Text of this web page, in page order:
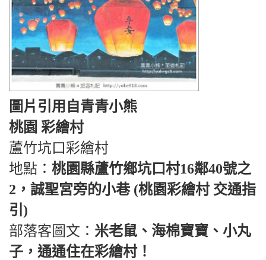
圖片引用自青青小熊
桃園 彩繪村
蘆竹坑口彩繪村
地點： 桃園縣蘆竹鄉坑口村16鄰40號之
2，誠聖宮旁的小巷 (桃園彩繪村 交通指
引)
部落客圖文： 米老鼠、海棉寶寶、小丸
子，通通住在彩繪村！